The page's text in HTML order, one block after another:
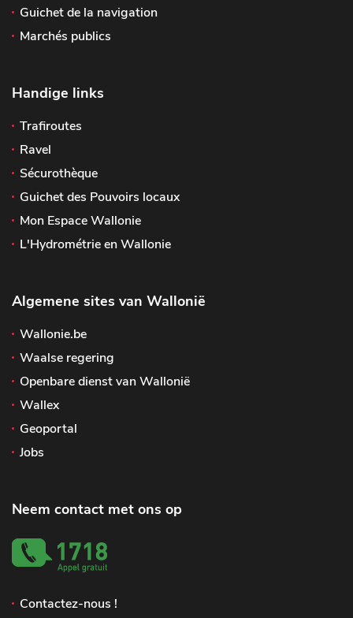
Guichet de la navigation
Marchés publics
Handige links
Trafiroutes
Ravel
Sécurothèque
Guichet des Pouvoirs locaux
Mon Espace Wallonie
L'Hydrométrie en Wallonie
Algemene sites van Wallonië
Wallonie.be
Waalse regering
Openbare dienst van Wallonië
Wallex
Geoportal
Jobs
Neem contact met ons op
Contactez-nous !